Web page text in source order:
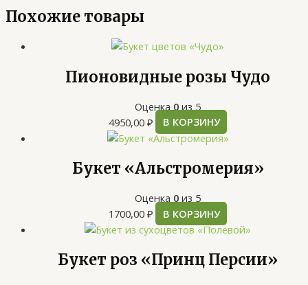
Похожие товары
Пионовидные розы Чудо
Оценка 0 из 5
4950,00 ₽ В КОРЗИНУ
Букет «Альстромерия»
Оценка 0 из 5
1700,00 ₽ В КОРЗИНУ
Букет роз «Принц Персии»